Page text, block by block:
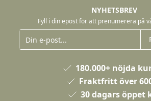
NYHETSBREV
Fyll i din epost för att prenumerera på
180.000+ nöjda
Fraktfritt över
30 dagars öppet